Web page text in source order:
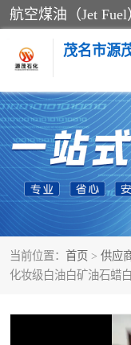
茂名市源
当前位置： 首页 > 供应
化妆级白油白矿油石蜡
RP3航空煤油
D40+D60溶剂油
6号+120号溶剂油
异构烷烃
26+32号化妆级白